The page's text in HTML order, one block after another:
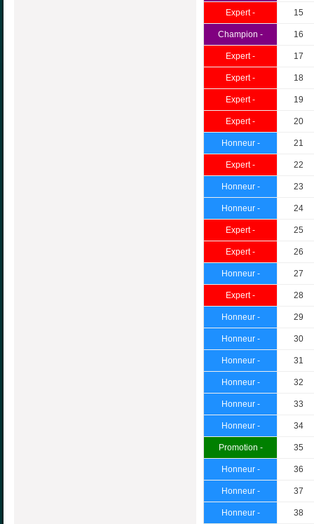
Expert - 15
Champion - 16
Expert - 17
Expert - 18
Expert - 19
Expert - 20
Honneur - 21
Expert - 22
Honneur - 23
Honneur - 24
Expert - 25
Expert - 26
Honneur - 27
Expert - 28
Honneur - 29
Honneur - 30
Honneur - 31
Honneur - 32
Honneur - 33
Honneur - 34
Promotion - 35
Honneur - 36
Honneur - 37
Honneur - 38